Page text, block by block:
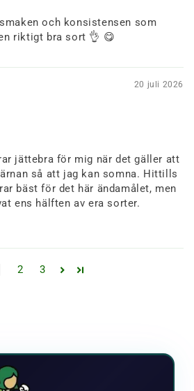
och konsistensen som
riktigt bra sort 👌 😋
20 juli 2026
jättebra för mig när det gäller att
så att jag kan somna. Hittills
bäst för det här ändamålet, men
ens hälften av era sorter.
2 3